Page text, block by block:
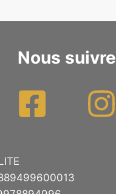
Nous suivre